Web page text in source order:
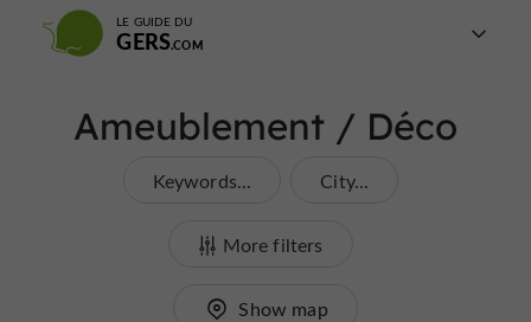
LE GUIDE DU
GERS
Ameublement / Déco
Keywords... City...
More filters
Show map